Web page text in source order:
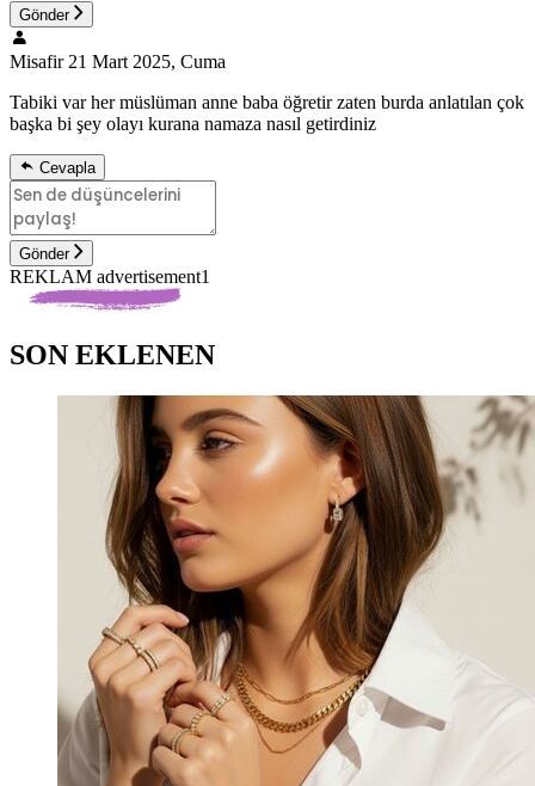
Gönder
Misafir 21 Mart 2025, Cuma
Tabiki var her müslüman anne baba öğretir zaten burda anlatılan çok
başka bi şey olayı kurana namaza nasıl getirdiniz
Cevapla
Gönder
REKLAM advertisement1
SON EKLENEN